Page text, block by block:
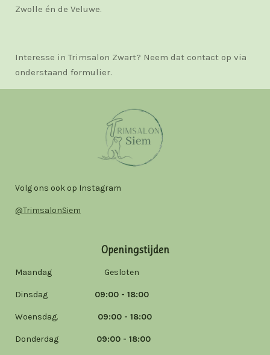
Zwolle én de Veluwe.
Interesse in Trimsalon Zwart? Neem dat contact op via
onderstaand formulier.
Volg ons ook op Instagram
@TrimsalonSiem
Openingstijden
Maandag Gesloten
Dinsdag 09:00 - 18:00
Woensdag. 09:00 - 18:00
Donderdag 09:00 - 18:00